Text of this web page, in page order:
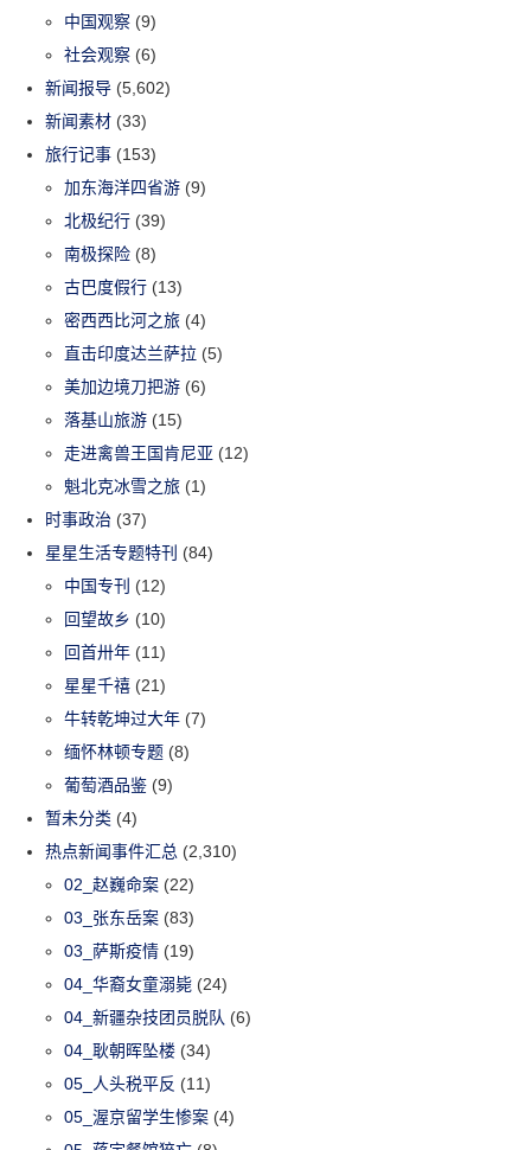
中国观察 (9)
社会观察 (6)
新闻报导 (5,602)
新闻素材 (33)
旅行记事 (153)
加东海洋四省游 (9)
北极纪行 (39)
南极探险 (8)
古巴度假行 (13)
密西西比河之旅 (4)
直击印度达兰萨拉 (5)
美加边境刀把游 (6)
落基山旅游 (15)
走进禽兽王国肯尼亚 (12)
魁北克冰雪之旅 (1)
时事政治 (37)
星星生活专题特刊 (84)
中国专刊 (12)
回望故乡 (10)
回首卅年 (11)
星星千禧 (21)
牛转乾坤过大年 (7)
缅怀林顿专题 (8)
葡萄酒品鉴 (9)
暂未分类 (4)
热点新闻事件汇总 (2,310)
02_赵巍命案 (22)
03_张东岳案 (83)
03_萨斯疫情 (19)
04_华裔女童溺毙 (24)
04_新疆杂技团员脱队 (6)
04_耿朝晖坠楼 (34)
05_人头税平反 (11)
05_渥京留学生惨案 (4)